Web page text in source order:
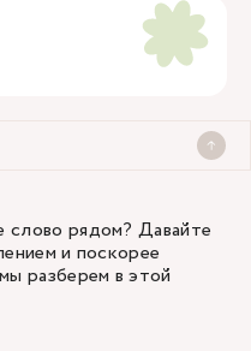
рядом? Давайте
и поскорее
разберем в этой